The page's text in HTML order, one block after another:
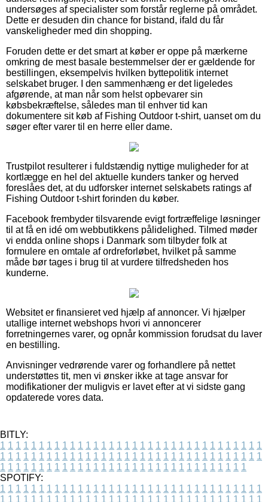
undersøges af specialister som forstår reglerne på området.
Dette er desuden din chance for bistand, ifald du får
vanskeligheder med din shopping.
Foruden dette er det smart at køber er oppe på mærkerne
omkring de mest basale bestemmelser der er gældende for
bestillingen, eksempelvis hvilken byttepolitik internet
selskabet bruger. I den sammenhæng er det ligeledes
afgørende, at man når som helst opbevarer sin
købsbekræftelse, således man til enhver tid kan
dokumentere sit køb af Fishing Outdoor t-shirt, uanset om du
søger efter varer til en herre eller dame.
Trustpilot resulterer i fuldstændig nyttige muligheder for at
kortlægge en hel del aktuelle kunders tanker og herved
foreslåes det, at du udforsker internet selskabets ratings af
Fishing Outdoor t-shirt forinden du køber.
Facebook frembyder tilsvarende evigt fortræffelige løsninger
til at få en idé om webbutikkens pålidelighed. Tilmed møder
vi endda online shops i Danmark som tilbyder folk at
formulere en omtale af ordreforløbet, hvilket på samme
måde bør tages i brug til at vurdere tilfredsheden hos
kunderne.
Websitet er finansieret ved hjælp af annoncer. Vi hjælper
utallige internet webshops hvori vi annoncerer
forretningernes varer, og opnår kommission forudsat du laver
en bestilling.
Anvisninger vedrørende varer og forhandlere på nettet
understøttes tit, men vi ønsker ikke at tage ansvar for
modifikationer der muligvis er lavet efter at vi sidste gang
opdaterede vores data.
BITLY:
1 1 1 1 1 1 1 1 1 1 1 1 1 1 1 1 1 1 1 1 1 1 1 1 1 1 1 1 1 1 1 1 1 1
1 1 1 1 1 1 1 1 1 1 1 1 1 1 1 1 1 1 1 1 1 1 1 1 1 1 1 1 1 1 1 1 1 1
1 1 1 1 1 1 1 1 1 1 1 1 1 1 1 1 1 1 1 1 1 1 1 1 1 1 1 1 1 1 1 1
SPOTIFY:
1 1 1 1 1 1 1 1 1 1 1 1 1 1 1 1 1 1 1 1 1 1 1 1 1 1 1 1 1 1 1 1 1 1
1 1 1 1 1 1 1 1 1 1 1 1 1 1 1 1 1 1 1 1 1 1 1 1 1 1 1 1 1 1 1 1 1 1